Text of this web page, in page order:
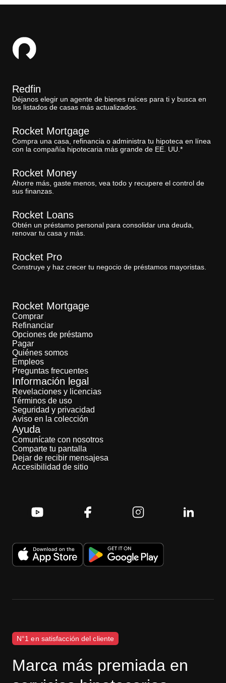
Redfin
Déjanos elegir un agente de bienes raíces para ti y busca en
los listados de casas más actualizados.
Rocket Mortgage
Compra una casa, refinancia o administra tu hipoteca en línea
con la compañía hipotecaria más grande de EE. UU.*
Rocket Money
Ahorre más, gaste menos, vea todo y recupere el control de
sus finanzas.
Rocket Loans
Obtén un préstamo personal para consolidar una deuda,
renovar tu casa y más.
Rocket Pro
Construye y haz crecer tu negocio de préstamos mayoristas.
Rocket Mortgage
Comprar
Refinanciar
Opciones de préstamo
Pagar
Quiénes somos
Empleos
Preguntas frecuentes
Información legal
Revelaciones y licencias
Términos de uso
Seguridad y privacidad
Aviso en la colección
Ayuda
Comunícate con nosotros
Comparte tu pantalla
Dejar de recibir mensajesa
Accesibilidad de sitio
N°1 en satisfacción del cliente
Marca más premiada en